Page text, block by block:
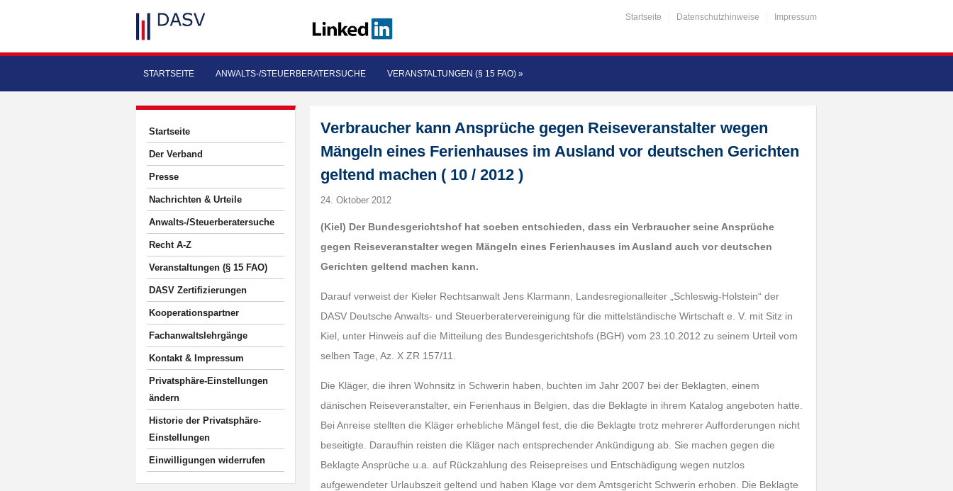
Startseite Datenschutzhinweise Impressum
STARTSEITE ANWALTS-/STEUERBERATERSUCHE VERANSTALTUNGEN (§ 15 FAO) »
Startseite
Der Verband
Presse
Nachrichten & Urteile
Anwalts-/Steuerberatersuche
Recht A-Z
Veranstaltungen (§ 15 FAO)
DASV Zertifizierungen
Kooperationspartner
Fachanwaltslehrgänge
Kontakt & Impressum
Privatsphäre-Einstellungen
ändern
Historie der Privatsphäre-
Einstellungen
Einwilligungen widerrufen
Verbraucher kann Ansprüche gegen Reiseveranstalter wegen
Mängeln eines Ferienhauses im Ausland vor deutschen Gerichten
geltend machen ( 10 / 2012 )
24. Oktober 2012
(Kiel) Der Bundesgerichtshof hat soeben entschieden, dass ein Verbraucher seine Ansprüche
gegen Reiseveranstalter wegen Mängeln eines Ferienhauses im Ausland auch vor deutschen
Gerichten geltend machen kann.
Darauf verweist der Kieler Rechtsanwalt Jens Klarmann, Landesregionalleiter „Schleswig-Holstein“ der
DASV Deutsche Anwalts- und Steuerberatervereinigung für die mittelständische Wirtschaft e. V. mit Sitz in
Kiel, unter Hinweis auf die Mitteilung des Bundesgerichtshofs (BGH) vom 23.10.2012 zu seinem Urteil vom
selben Tage, Az. X ZR 157/11.
Die Kläger, die ihren Wohnsitz in Schwerin haben, buchten im Jahr 2007 bei der Beklagten, einem
dänischen Reiseveranstalter, ein Ferienhaus in Belgien, das die Beklagte in ihrem Katalog angeboten hatte.
Bei Anreise stellten die Kläger erhebliche Mängel fest, die die Beklagte trotz mehrerer Aufforderungen nicht
beseitigte. Daraufhin reisten die Kläger nach entsprechender Ankündigung ab. Sie machen gegen die
Beklagte Ansprüche u.a. auf Rückzahlung des Reisepreises und Entschädigung wegen nutzlos
aufgewendeter Urlaubszeit geltend und haben Klage vor dem Amtsgericht Schwerin erhoben. Die Beklagte